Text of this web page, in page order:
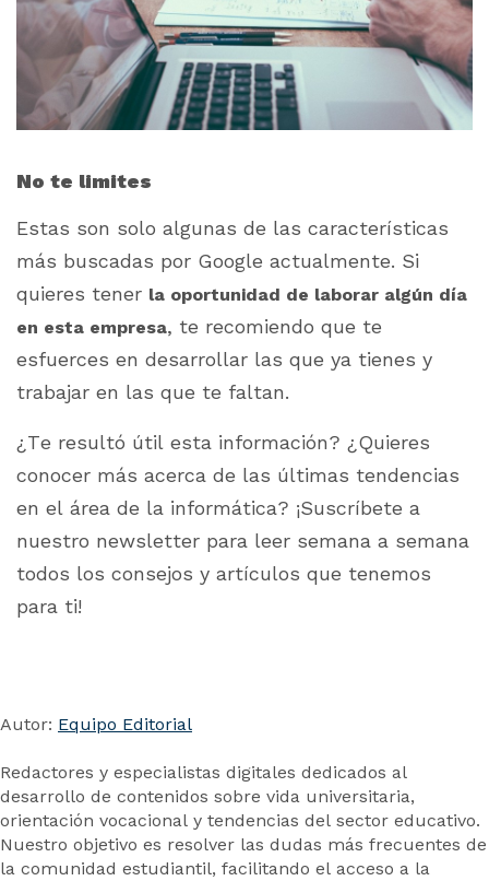
No te limites
Estas son solo algunas de las características
más buscadas por Google actualmente. Si
quieres tener la oportunidad de laborar algún día
en esta empresa, te recomiendo que te
esfuerces en desarrollar las que ya tienes y
trabajar en las que te faltan.
¿Te resultó útil esta información? ¿Quieres
conocer más acerca de las últimas tendencias
en el área de la informática? ¡Suscríbete a
nuestro newsletter para leer semana a semana
todos los consejos y artículos que tenemos
para ti!
Autor: Equipo Editorial
Redactores y especialistas digitales dedicados al
desarrollo de contenidos sobre vida universitaria,
orientación vocacional y tendencias del sector educativo.
Nuestro objetivo es resolver las dudas más frecuentes de
la comunidad estudiantil, facilitando el acceso a la